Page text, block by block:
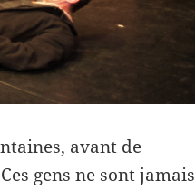
avant de
gens ne sont jamais